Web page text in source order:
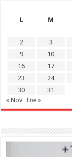
L
M
2
3
9
10
16
17
23
24
30
31
« Nov
Ene »